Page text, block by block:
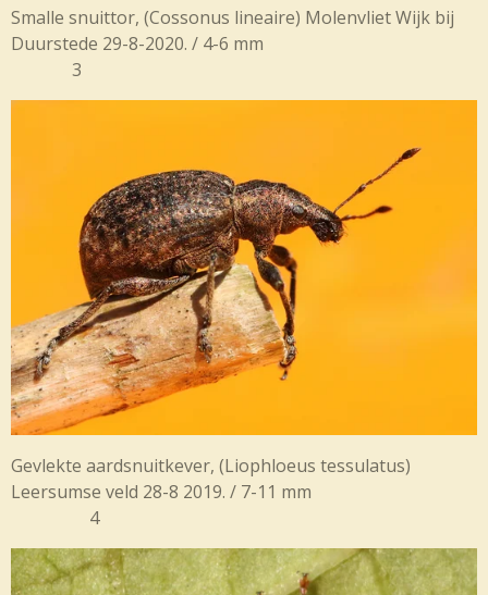
Smalle snuittor, (Cossonus lineaire) Molenvliet Wijk bij
Duurstede 29-8-2020. / 4-6 mm
3
Gevlekte aardsnuitkever, (Liophloeus tessulatus)
Leersumse veld 28-8 2019. / 7-11 mm
4